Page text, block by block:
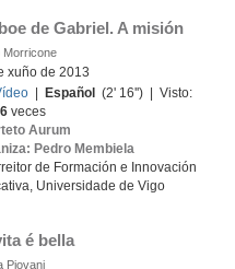
de Gabriel. A misión
Morricone
xuño de 2013
Español
(2' 16'') | Visto:
veces
Aurum
Pedro Membiela
de Formación e Innovación
Universidade de Vigo
é bella
Piovani